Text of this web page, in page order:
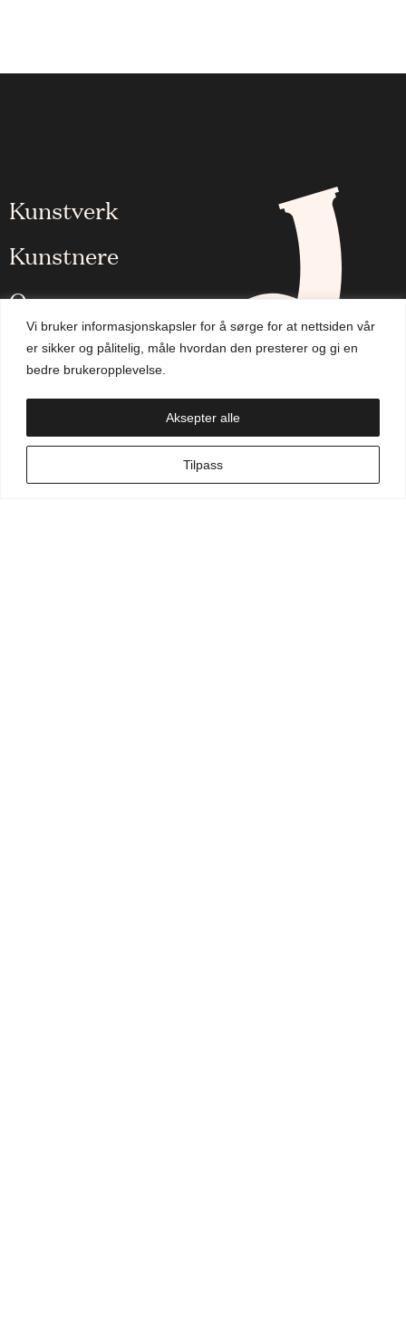
Vi bruker informasjonskapsler for å sørge for at nettsiden vår
er sikker og pålitelig, måle hvordan den presterer og gi en
bedre brukeropplevelse.
Tilpass
Aksepter alle
Kunstverk
Kunstnere
Om oss
Aktuelt
Handlekurv
NO